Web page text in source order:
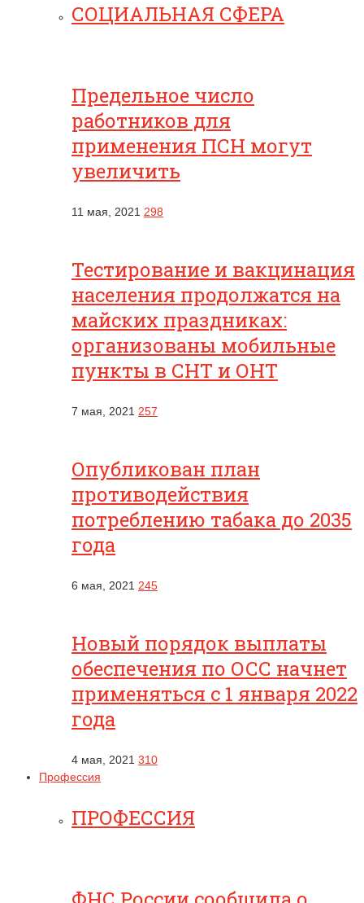
СОЦИАЛЬНАЯ СФЕРА
Предельное число
работников для
применения ПСН могут
увеличить
11 мая, 2021 298
Тестирование и вакцинация
населения продолжатся на
майских праздниках:
организованы мобильные
пункты в СНТ и ОНТ
7 мая, 2021 257
Опубликован план
противодействия
потреблению табака до 2035
года
6 мая, 2021 245
Новый порядок выплаты
обеспечения по ОСС начнет
применяться с 1 января 2022
года
4 мая, 2021 310
Профессия
ПРОФЕССИЯ